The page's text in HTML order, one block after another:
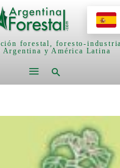
forestal, foresto-
Argentina y América Latina